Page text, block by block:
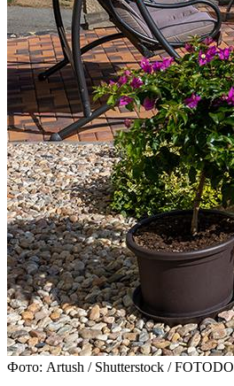
Фото: Artush / Shutterstock /